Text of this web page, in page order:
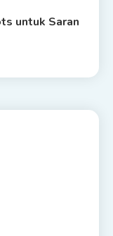
untuk Saran